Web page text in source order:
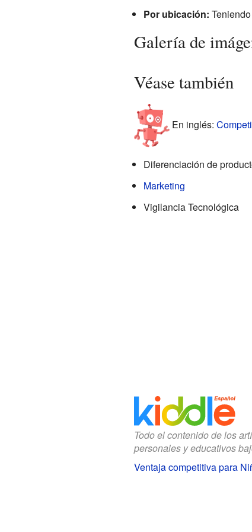
Por ubicación:
Galería de
Véase también
En inglés:
Diferenciación de
Marketing
Vigilancia Tecnológica
Todo el contenido de los
personales y educativos
Ventaja competitiva para